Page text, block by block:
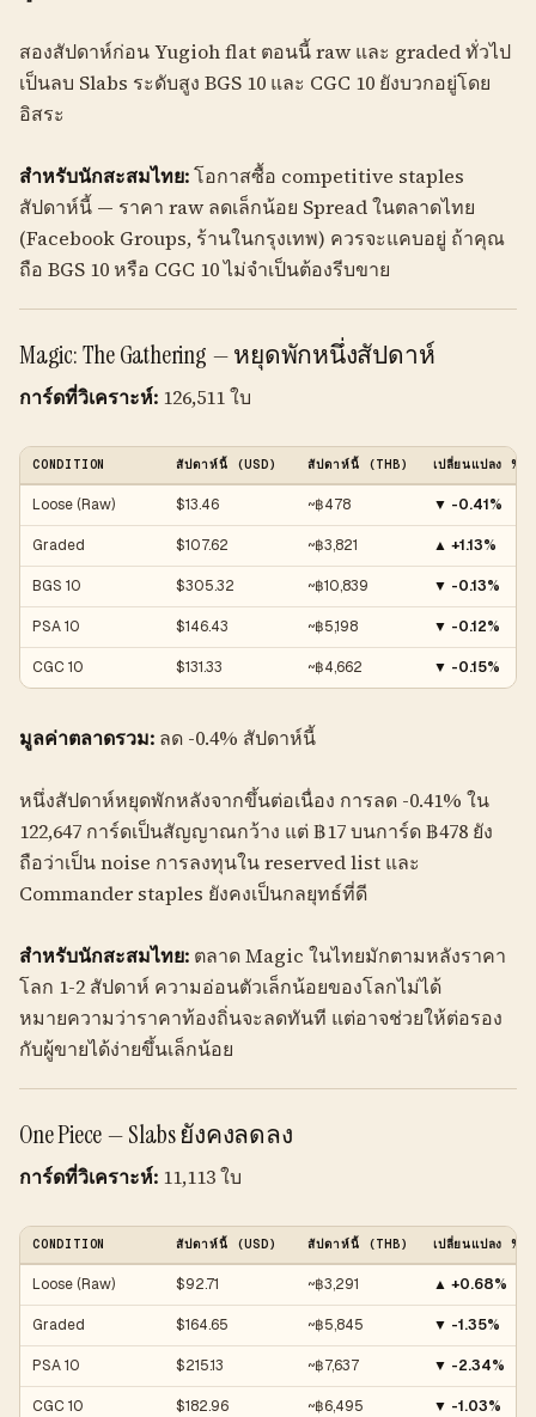
สองสัปดาห์ก่อน Yugioh flat ตอนนี้ raw และ graded ทั่วไป
เป็นลบ Slabs ระดับสูง BGS 10 และ CGC 10 ยังบวกอยู่โดย
อิสระ
สำหรับนักสะสมไทย:โอกาสซื้อ competitive staples
สัปดาห์นี้ — ราคา raw ลดเล็กน้อย Spread ในตลาดไทย
(Facebook Groups, ร้านในกรุงเทพ) ควรจะแคบอยู่ ถ้าคุณ
ถือ BGS 10 หรือ CGC 10 ไม่จำเป็นต้องรีบขาย
Magic: The Gathering — หยุดพักหนึ่งสัปดาห์
การ์ดที่วิเคราะห์: 126,511 ใบ
CONDITION สัปดาห์นี้ (USD) สัปดาห์นี้ (THB) เปลี่ยนแปลง %
Loose (Raw) $13.46 ~฿478 ▼ -0.41%
Graded $107.62 ~฿3,821 ▲ +1.13%
BGS 10 $305.32 ~฿10,839 ▼ -0.13%
PSA 10 $146.43 ~฿5,198 ▼ -0.12%
CGC 10 $131.33 ~฿4,662 ▼ -0.15%
มูลค่าตลาดรวม: ลด -0.4% สัปดาห์นี้
หนึ่งสัปดาห์หยุดพักหลังจากขึ้นต่อเนื่อง การลด -0.41% ใน
122,647 การ์ดเป็นสัญญาณกว้าง แต่ ฿17 บนการ์ด ฿478 ยัง
ถือว่าเป็น noise การลงทุนใน reserved list และ
Commander staples ยังคงเป็นกลยุทธ์ที่ดี
สำหรับนักสะสมไทย: ตลาด Magic ในไทยมักตามหลังราคา
โลก 1-2 สัปดาห์ ความอ่อนตัวเล็กน้อยของโลกไม่ได้
หมายความว่าราคาท้องถิ่นจะลดทันที แต่อาจช่วยให้ต่อรอง
กับผู้ขายได้ง่ายขึ้นเล็กน้อย
One Piece — Slabs ยังคงลดลง
การ์ดที่วิเคราะห์: 11,113 ใบ
CONDITION สัปดาห์นี้ (USD) สัปดาห์นี้ (THB) เปลี่ยนแปลง %
Loose (Raw) $92.71 ~฿3,291 ▲ +0.68%
Graded $164.65 ~฿5,845 ▼ -1.35%
PSA 10 $215.13 ~฿7,637 ▼ -2.34%
CGC 10 $182.96 ~฿6,495 ▼ -1.03%